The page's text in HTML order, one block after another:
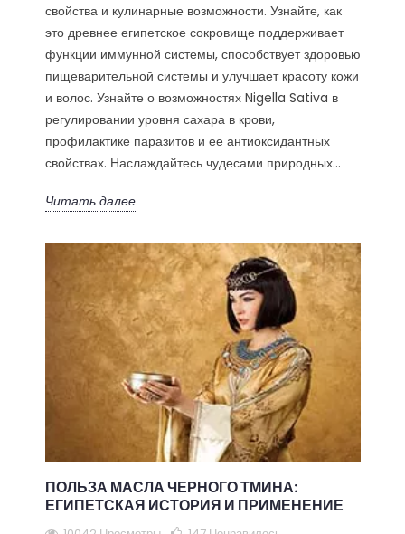
свойства и кулинарные возможности. Узнайте, как
это древнее египетское сокровище поддерживает
функции иммунной системы, способствует здоровью
пищеварительной системы и улучшает красоту кожи
и волос. Узнайте о возможностях Nigella Sativa в
регулировании уровня сахара в крови,
профилактике паразитов и ее антиоксидантных
свойствах. Наслаждайтесь чудесами природных...
Читать далее
ПОЛЬЗА МАСЛА ЧЕРНОГО ТМИНА:
ЕГИПЕТСКАЯ ИСТОРИЯ И ПРИМЕНЕНИЕ